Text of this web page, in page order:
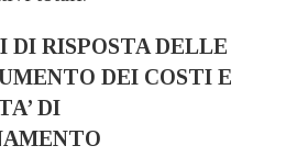
DI RISPOSTA DELLE
DEI COSTI E
DI